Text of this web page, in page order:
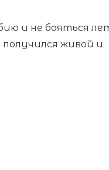
и не бояться
живой и